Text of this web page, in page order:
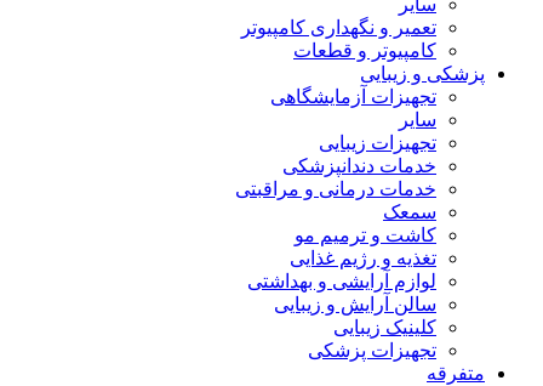
سایر
تعمیر و نگهداری کامپیوتر
کامپیوتر و قطعات
پزشکی و زیبایی
تجهیزات آزمایشگاهی
سایر
تجهیزات زیبایی
خدمات دندانپزشکی
خدمات درمانی و مراقبتی
سمعک
کاشت و ترمیم مو
تغذیه و رژیم غذایی
لوازم آرایشی و بهداشتی
سالن آرایش و زیبایی
کلینیک زیبایی
تجهیزات پزشکی
متفرقه